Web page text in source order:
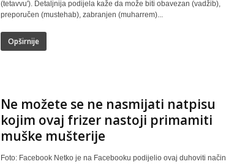
(tetavvu'). Detaljnija podijela kaže da može biti obavezan (vadžib),
preporučen (mustehab), zabranjen (muharrem)...
Opširnije
Ne možete se ne nasmijati natpisu
kojim ovaj frizer nastoji primamiti
muške mušterije
Foto: Facebook Netko je na Facebooku podijelio ovaj duhoviti način